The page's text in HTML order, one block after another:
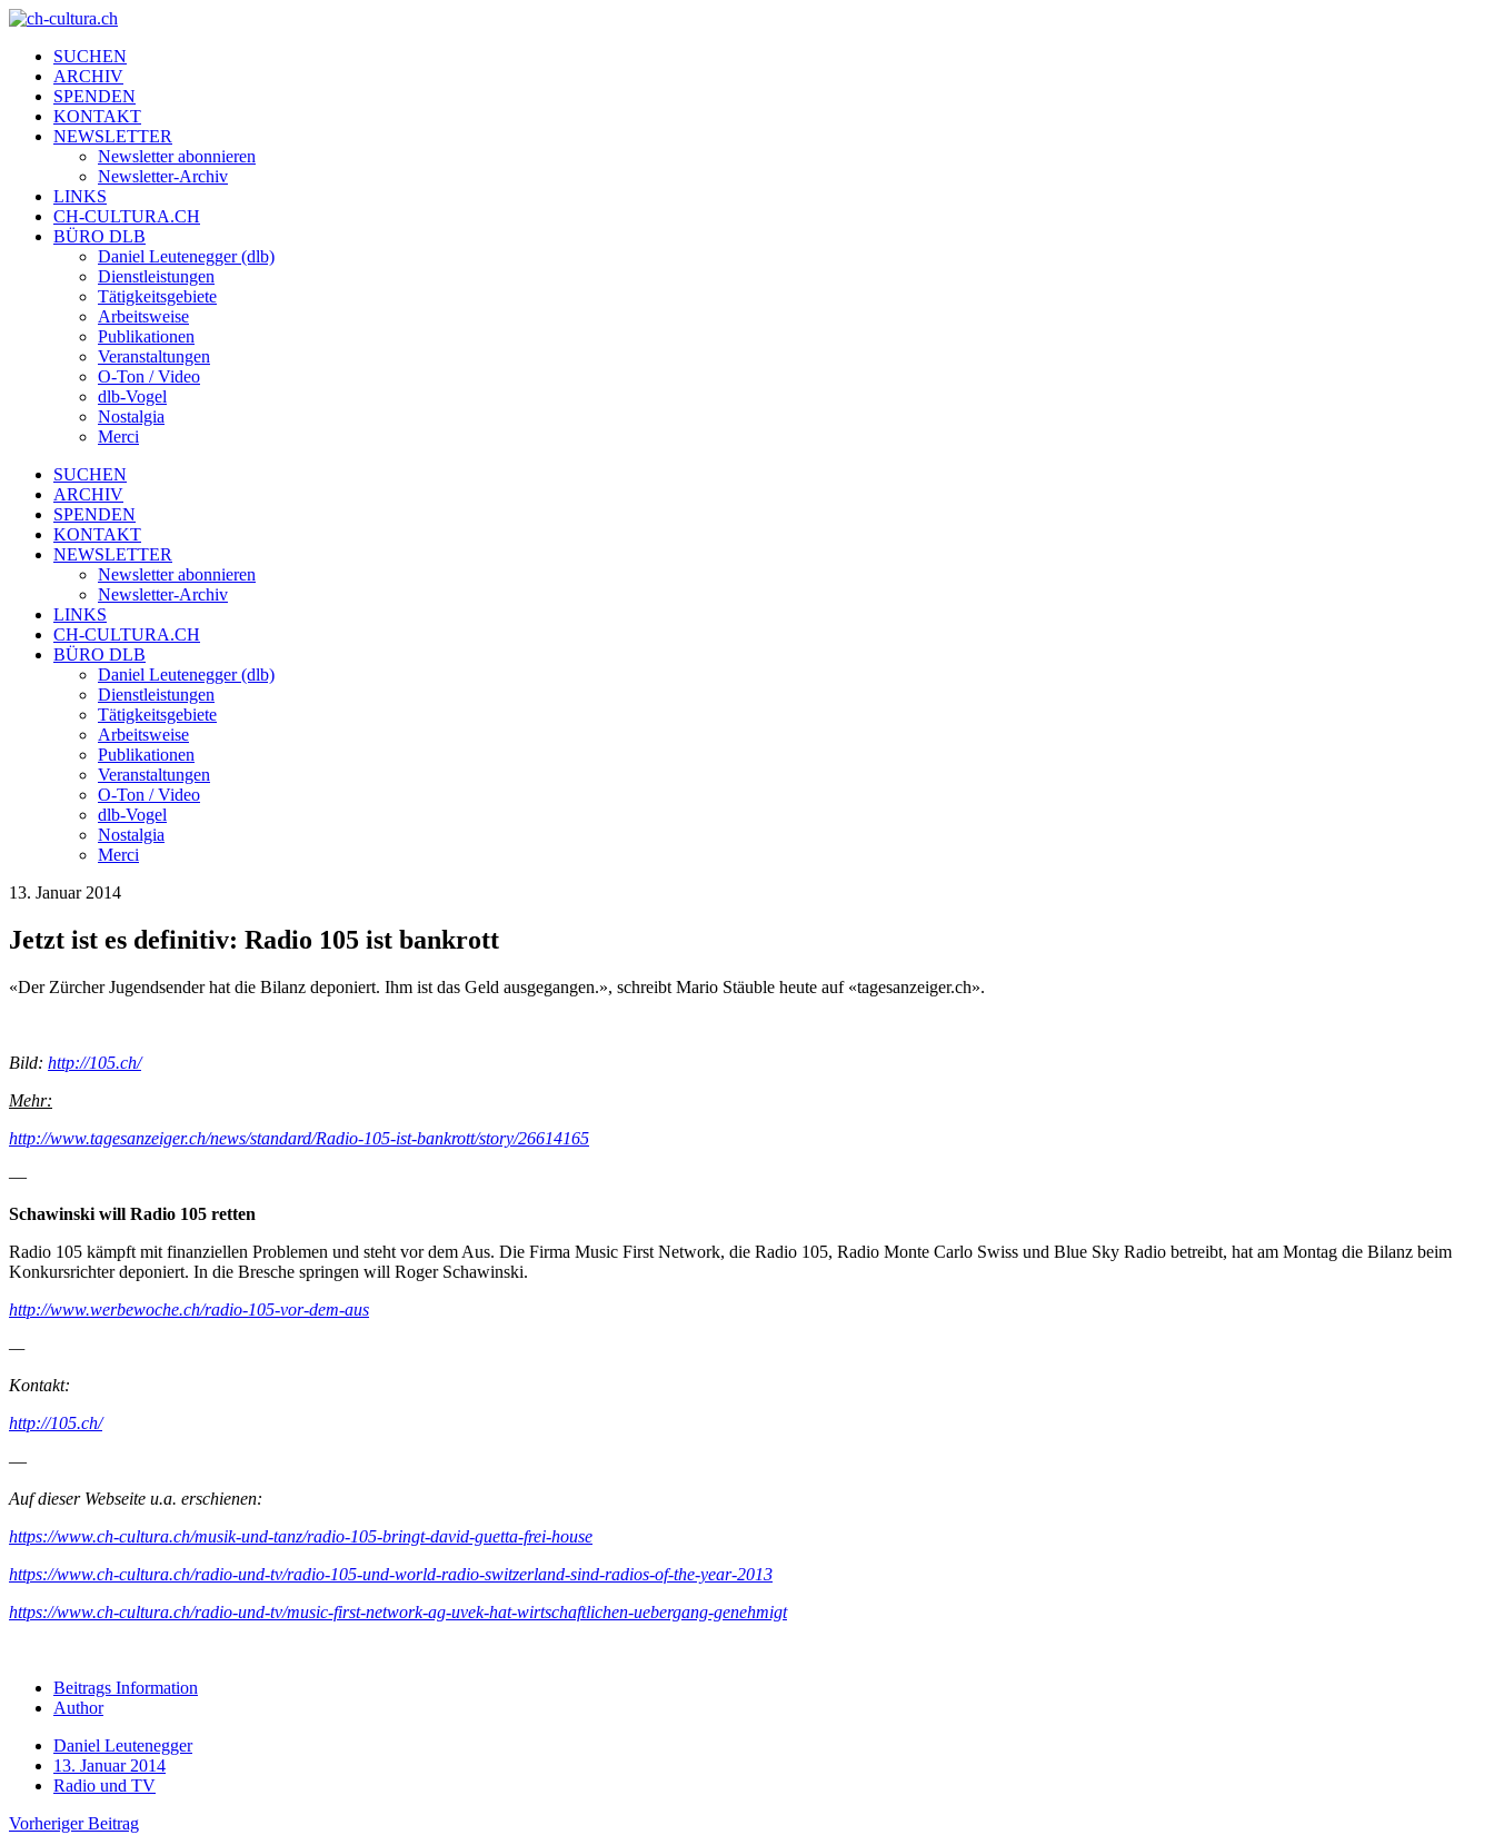
SUCHEN
ARCHIV
SPENDEN
KONTAKT
NEWSLETTER
Newsletter abonnieren
Newsletter-Archiv
LINKS
CH-CULTURA.CH
BÜRO DLB
Daniel Leutenegger (dlb)
Dienstleistungen
Tätigkeitsgebiete
Arbeitsweise
Publikationen
Veranstaltungen
O-Ton / Video
dlb-Vogel
Nostalgia
Merci
SUCHEN
ARCHIV
SPENDEN
KONTAKT
NEWSLETTER
Newsletter abonnieren
Newsletter-Archiv
LINKS
CH-CULTURA.CH
BÜRO DLB
Daniel Leutenegger (dlb)
Dienstleistungen
Tätigkeitsgebiete
Arbeitsweise
Publikationen
Veranstaltungen
O-Ton / Video
dlb-Vogel
Nostalgia
Merci
13. Januar 2014
Jetzt ist es definitiv: Radio 105 ist bankrott
«Der Zürcher Jugendsender hat die Bilanz deponiert. Ihm ist das Geld ausgegangen.», schreibt Mario Stäuble heute auf «tagesanzeiger.ch».
Bild: http://105.ch/
Mehr:
http://www.tagesanzeiger.ch/news/standard/Radio-105-ist-bankrott/story/26614165
—
Schawinski will Radio 105 retten
Radio 105 kämpft mit finanziellen Problemen und steht vor dem Aus. Die Firma Music First Network, die Radio 105, Radio Monte Carlo Swiss und Blue Sky Radio betreibt, hat am Montag die Bilanz beim
Konkursrichter deponiert. In die Bresche springen will Roger Schawinski.
http://www.werbewoche.ch/radio-105-vor-dem-aus
—
Kontakt:
http://105.ch/
—
Auf dieser Webseite u.a. erschienen:
https://www.ch-cultura.ch/musik-und-tanz/radio-105-bringt-david-guetta-frei-house
https://www.ch-cultura.ch/radio-und-tv/radio-105-und-world-radio-switzerland-sind-radios-of-the-year-2013
https://www.ch-cultura.ch/radio-und-tv/music-first-network-ag-uvek-hat-wirtschaftlichen-uebergang-genehmigt
Beitrags Information
Author
Daniel Leutenegger
13. Januar 2014
Radio und TV
Vorheriger Beitrag